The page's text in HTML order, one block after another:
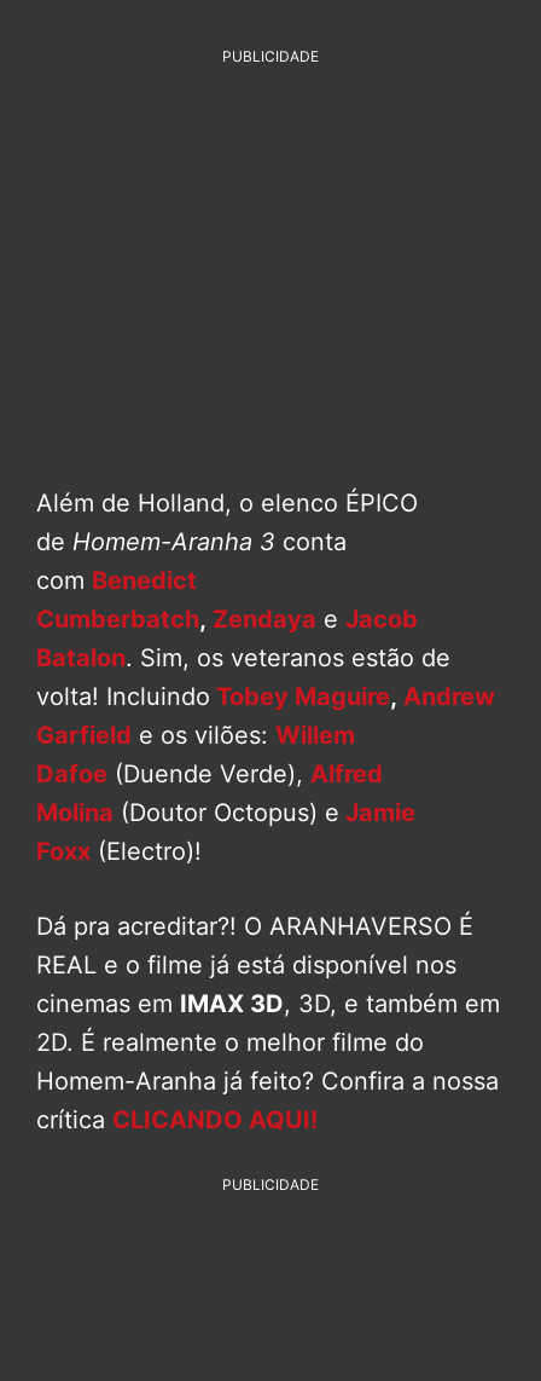
PUBLICIDADE
Além de Holland, o elenco ÉPICO
de Homem-Aranha 3 conta
com Benedict
Cumberbatch, Zendaya e Jacob
Batalon. Sim, os veteranos estão de
volta! Incluindo Tobey Maguire, Andrew
Garfield e os vilões: Willem
Dafoe (Duende Verde), Alfred
Molina (Doutor Octopus) e Jamie
Foxx (Electro)!
Dá pra acreditar?! O ARANHAVERSO É
REAL e o filme já está disponível nos
cinemas em IMAX 3D, 3D, e também em
2D. É realmente o melhor filme do
Homem-Aranha já feito? Confira a nossa
crítica CLICANDO AQUI!
PUBLICIDADE